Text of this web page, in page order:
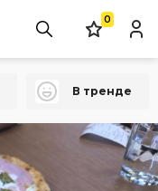
0
В тренде